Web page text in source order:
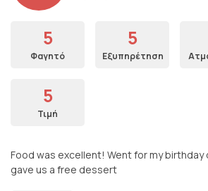
5
Φαγητό
5
Εξυπηρέτηση
5
Τιμή
Food was excellent! Went for my birthday
gave us a free dessert